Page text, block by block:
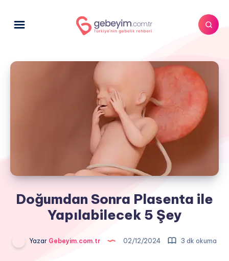
Doğumdan Sonra Plasenta ile
Yapılabilecek 5 Şey
Yazar Gebeyim.com.tr 02/12/2024 3 dk okuma